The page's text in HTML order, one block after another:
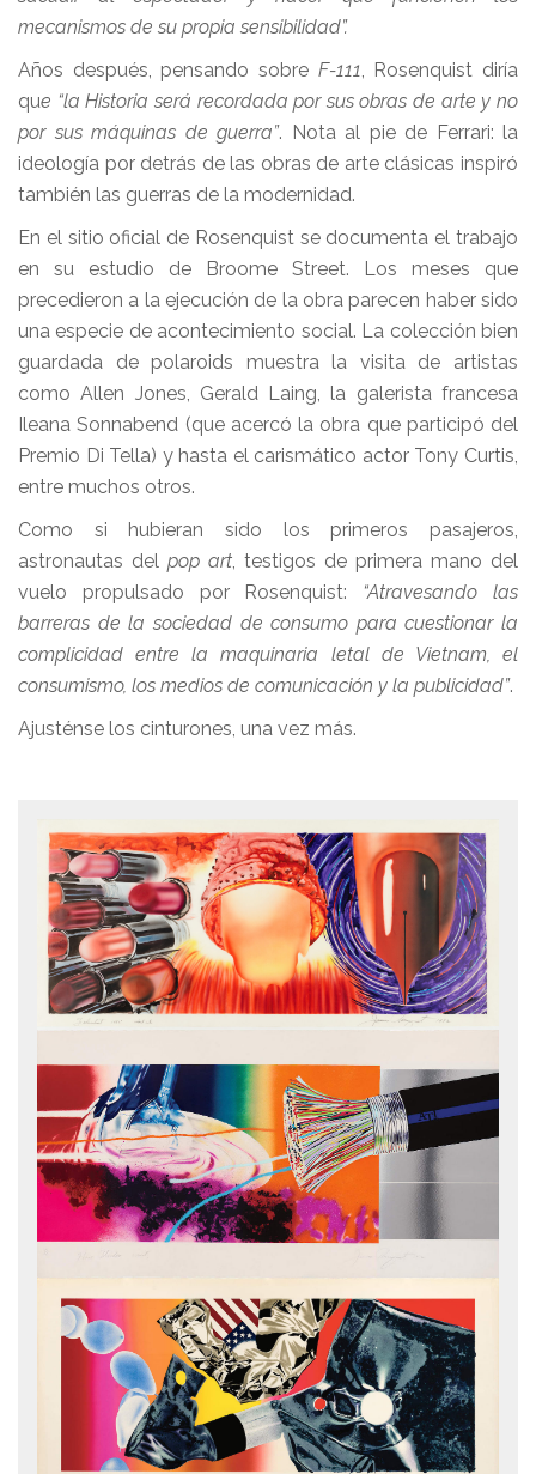
mecanismos de su propia sensibilidad”.
Años después, pensando sobre F-111, Rosenquist diría
que “la Historia será recordada por sus obras de arte y no
por sus máquinas de guerra”. Nota al pie de Ferrari: la
ideología por detrás de las obras de arte clásicas inspiró
también las guerras de la modernidad.
En el sitio oficial de Rosenquist se documenta el trabajo
en su estudio de Broome Street. Los meses que
precedieron a la ejecución de la obra parecen haber sido
una especie de acontecimiento social. La colección bien
guardada de polaroids muestra la visita de artistas
como Allen Jones, Gerald Laing, la galerista francesa
Ileana Sonnabend (que acercó la obra que participó del
Premio Di Tella) y hasta el carismático actor Tony Curtis,
entre muchos otros.
Como si hubieran sido los primeros pasajeros,
astronautas del pop art, testigos de primera mano del
vuelo propulsado por Rosenquist: “Atravesando las
barreras de la sociedad de consumo para cuestionar la
complicidad entre la maquinaria letal de Vietnam, el
consumismo, los medios de comunicación y la publicidad”.
Ajusténse los cinturones, una vez más.